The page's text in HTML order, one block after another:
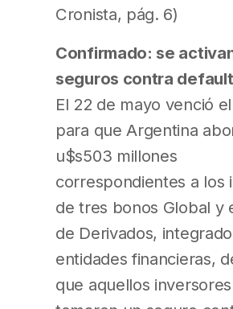
Cronista, pág. 6)
Confirmado: se
seguros contra default
El 22 de mayo venció
para que Argentina
u$s503 millones
correspondientes a los
de tres bonos Global y
de Derivados,
entidades financieras,
que aquellos